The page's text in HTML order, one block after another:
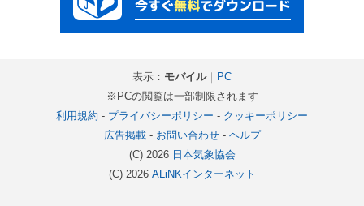
表示： モバイル｜ PC
※PCの閲覧は一部制限されます
利用規約 - プライバシーポリシー - クッキーポリシー
広告掲載- お問い合わせ- ヘルプ
(C) 2026 日本気象協会
(C) 2026 ALiNKインターネット